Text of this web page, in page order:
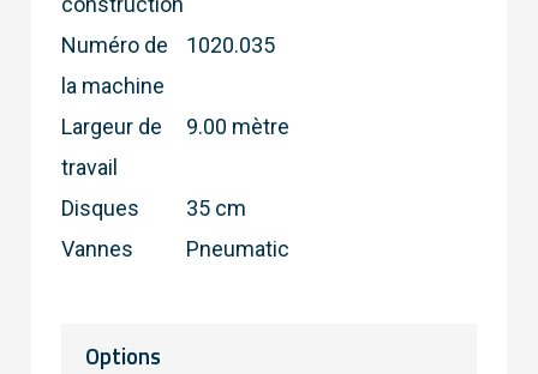
Numéro de
la machine
1020.035
Largeur de
travail
9.00 mètre
Disques
35 cm
Vannes
Pneumatic
Options